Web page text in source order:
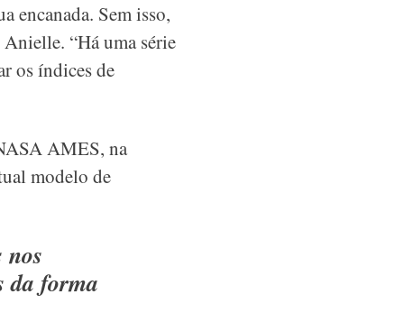
encanada. Sem isso,
“Há uma série
os índices de
AMES, na
modelo de
nos
da forma